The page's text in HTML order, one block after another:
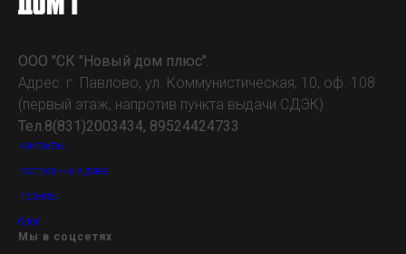
ООО "СК "Новый дом плюс".
Адрес: г. Павлово, ул. Коммунистическая, 10, оф. 108
(первый этаж, напротив пункта выдачи СДЭК)
Тел.8(831)2003434, 89524424733
контакты
построенные дома
проекты
блог
Мы в соцсетях